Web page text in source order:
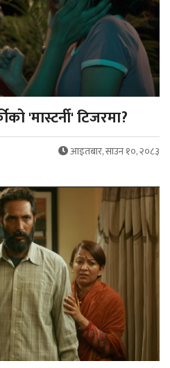
'मास्टर्नी' टिजरमा?
आइतबार, साउन १०, २०८३